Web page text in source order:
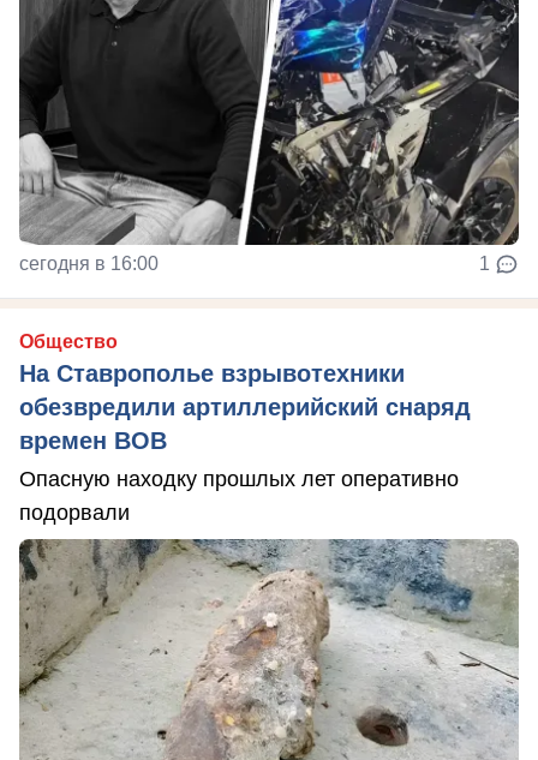
сегодня в 16:00 1
Общество
На Ставрополье взрывотехники
обезвредили артиллерийский снаряд
времен ВОВ
Опасную находку прошлых лет оперативно
подорвали